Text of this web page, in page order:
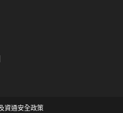
｜
資通安全政策